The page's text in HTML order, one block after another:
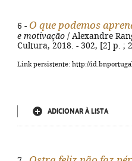
6 - O que podemos
e motivação / Alexandre
Cultura, 2018. - 302, [2] p. ;
Link persistente: http://
ADICIONAR À LISTA